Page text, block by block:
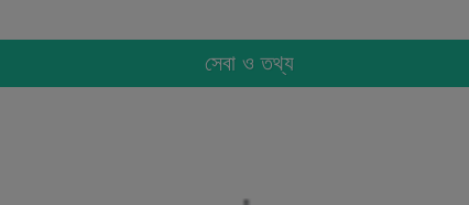
সেবা ও তথ্য